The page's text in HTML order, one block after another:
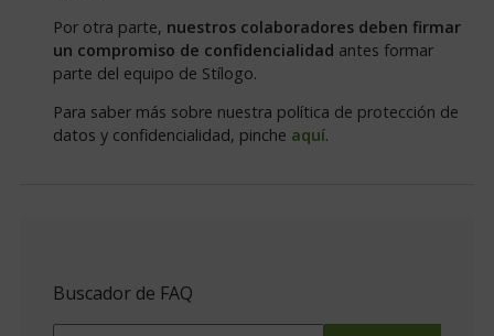
Por otra parte, nuestros colaboradores deben firmar
un compromiso de confidencialidad antes formar
parte del equipo de Stílogo.
Para saber más sobre nuestra política de protección de
datos y confidencialidad, pinche aquí.
Buscador de FAQ